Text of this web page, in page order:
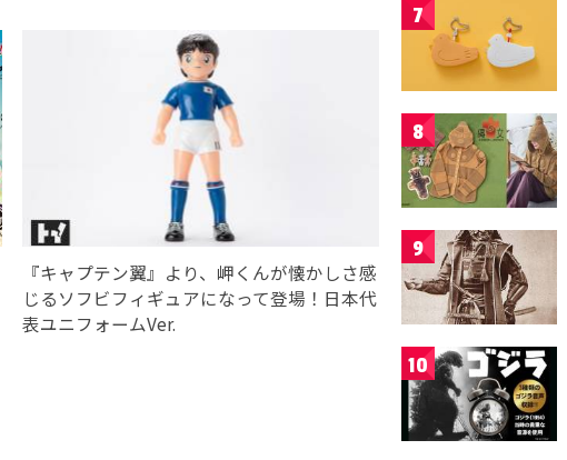
『キャプテン翼』より、岬くんが懐かしさ感
じるソフビフィギュアになって登場！日本代
表ユニフォームVer.
7
8
9
10